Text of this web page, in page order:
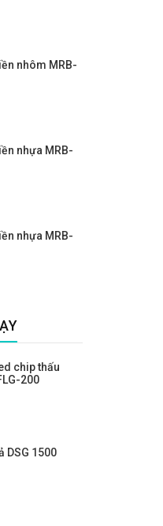
nhôm MRB-
nhựa MRB-
nhựa MRB-
chip thấu
200
DSG 1500